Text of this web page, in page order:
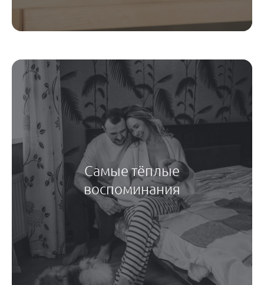
Самые тёплые
воспоминания